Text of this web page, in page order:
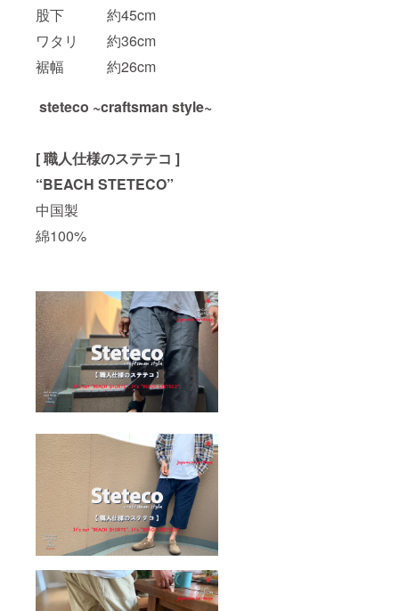
股下 約45cm
ワタリ 約36cm
裾幅 約26cm
steteco ~craftsman style~
[ 職人仕様のステテコ ]
“BEACH STETECO”
中国製
綿100%